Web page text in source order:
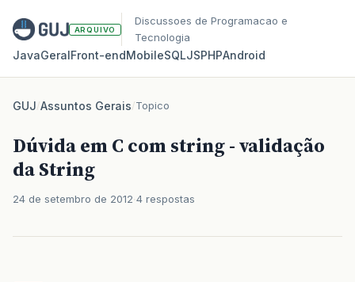
ARQUIVO
Discussoes de Programacao e
Tecnologia
JavaGeralFront‑endMobileSQLJSPHPAndroid
GUJ/Assuntos Gerais/Topico
Dúvida em C com string - validação
da String
24 de setembro de 2012 4 respostas